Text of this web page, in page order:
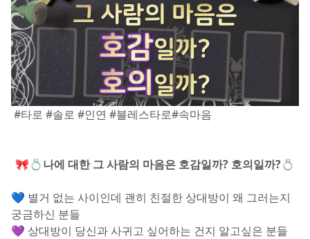
#타로 #솔로 #인연 #블레스타로#속마음
🎀💍나에 대한 그 사람의 마음은 호감일까? 호의일까?💍
💙 별거 없는 사이인데 괜히 친절한 상대방이 왜 그러는지
궁금하신 분들
💜 상대방이 당신과 사귀고 싶어하는 건지 알고싶은 분들